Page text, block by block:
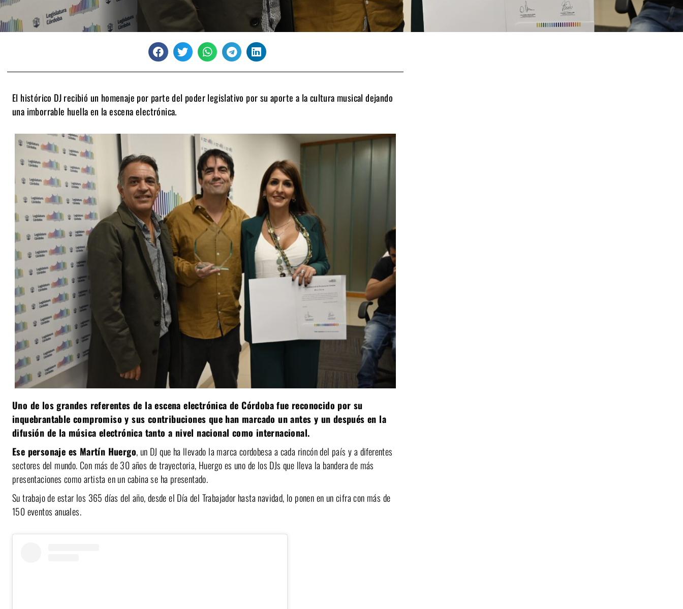
El histórico DJ recibió un homenaje por parte del poder legislativo por su aporte a la cultura musical dejando
una imborrable huella en la escena electrónica.
Uno de los grandes referentes de la escena electrónica de Córdoba fue reconocido por su
inquebrantable compromiso y sus contribuciones que han marcado un antes y un después en la
difusión de la música electrónica tanto a nivel nacional como internacional.
Ese personaje es Martín Huergo, un DJ que ha llevado la marca cordobesa a cada rincón del país y a diferentes
sectores del mundo. Con más de 30 años de trayectoria, Huergo es uno de los DJs que lleva la bandera de más
presentaciones como artista en un cabina se ha presentado.
Su trabajo de estar los 365 días del año, desde el Día del Trabajador hasta navidad, lo ponen en un cifra con más de
150 eventos anuales.